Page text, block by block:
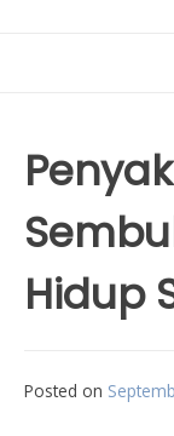
Hidup
Posted on